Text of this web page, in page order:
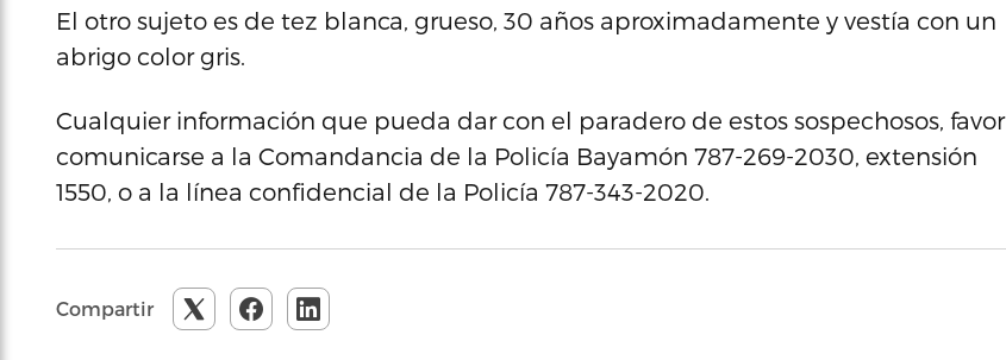
El otro sujeto es de tez blanca, grueso, 30 años aproximadamente y vestía con un
abrigo color gris.
Cualquier información que pueda dar con el paradero de estos sospechosos, favor
comunicarse a la Comandancia de la Policía Bayamón 787-269-2030, extensión
1550, o a la línea confidencial de la Policía 787-343-2020.
Compartir